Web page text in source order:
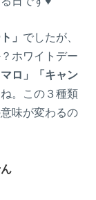
」 でしたが、
ホワイトデー
マロ」「キャン
。この３種類
味が変わるの